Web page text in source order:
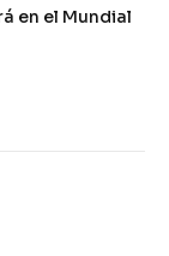
en el Mundial